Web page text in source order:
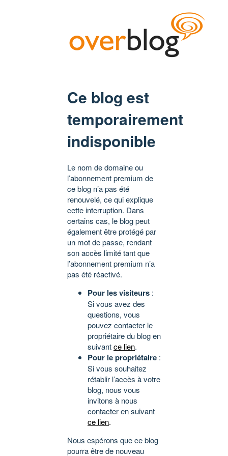
Ce blog est
temporairement
indisponible
Le nom de domaine ou
l’abonnement premium de
ce blog n’a pas été
renouvelé, ce qui explique
cette interruption. Dans
certains cas, le blog peut
également être protégé par
un mot de passe, rendant
son accès limité tant que
l’abonnement premium n’a
pas été réactivé.
Pour les visiteurs :
Si vous avez des
questions, vous
pouvez contacter le
propriétaire du blog en
suivantce lien.
Pour le propriétaire :
Si vous souhaitez
rétablir l’accès à votre
blog, nous vous
invitons à nous
contacter en suivant
ce lien.
Nous espérons que ce blog
pourra être de nouveau